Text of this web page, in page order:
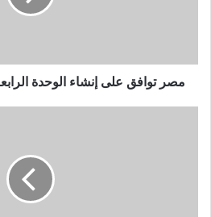
النووية
مصر توافق على إنشاء الوحدة